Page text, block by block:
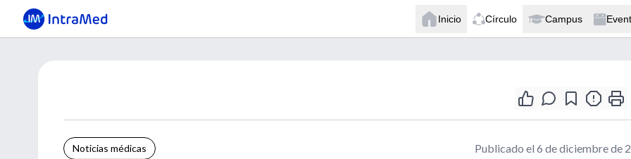
Inicio Círculo Campus
Noticias médicas Publicado el 6 de diciembre de